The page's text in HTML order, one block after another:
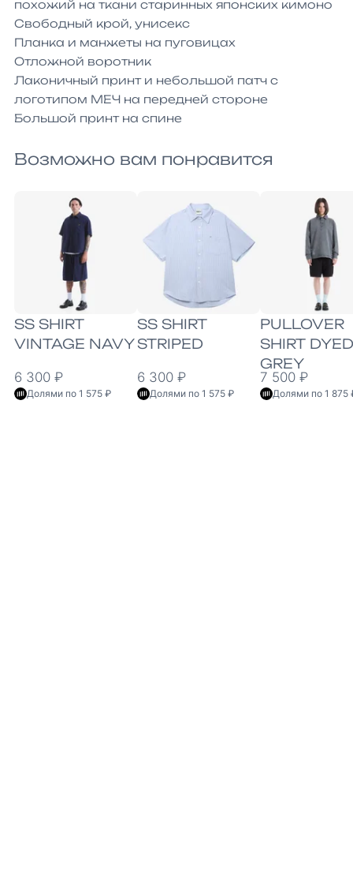
похожий на ткани старинных японских кимоно
Свободный крой, унисекс
Планка и манжеты на пуговицах
Отложной воротник
Лаконичный принт и небольшой патч с
логотипом МЕЧ на передней стороне
Большой принт на спине
Возможно вам понравится
SS SHIRT
VINTAGE NAVY
6 300 ₽
Долями по 1 575 ₽
SS SHIRT
STRIPED
6 300 ₽
Долями по 1 575 ₽
PULLOVER
SHIRT DYED
GREY
7 500 ₽
Долями по 1 875